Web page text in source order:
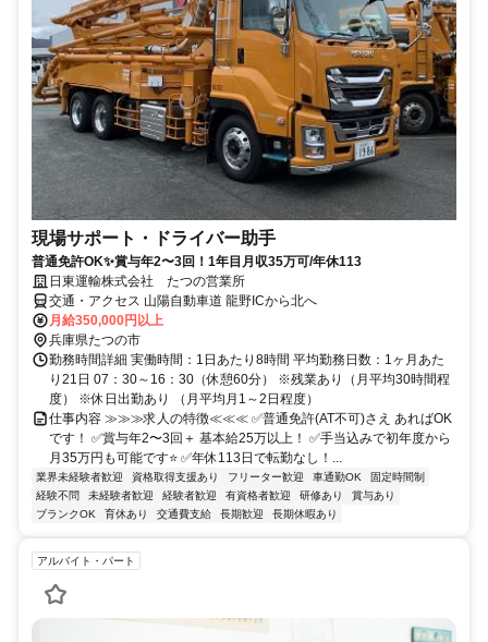
現場サポート・ドライバー助手
普通免許OK✨賞与年2〜3回！1年目月収35万可/年休113
日東運輸株式会社 たつの営業所
交通・アクセス 山陽自動車道 龍野ICから北へ
月給350,000円以上
兵庫県たつの市
勤務時間詳細 実働時間：1日あたり8時間 平均勤務日数：1ヶ月あた
り21日 07：30～16：30（休憩60分） ※残業あり（月平均30時間程
度） ※休日出勤あり （月平均月1～2日程度）
仕事内容 ≫≫≫求人の特徴≪≪≪ ✅普通免許(AT不可)さえ あればOK
です！ ✅賞与年2〜3回＋ 基本給25万以上！ ✅手当込みで初年度から
月35万円も可能です⭐ ✅年休113日で転勤なし！...
業界未経験者歓迎 資格取得支援あり フリーター歓迎 車通勤OK
固定時間制
経験不問
未経験者歓迎 経験者歓迎 有資格者歓迎 研修あり
賞与あり
ブランクOK
育休あり 交通費支給 長期歓迎 長期休暇あり
アルバイト・パート